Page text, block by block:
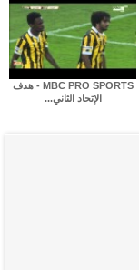
MBC PRO SPORTS - هدف
الإتحاد الثاني...